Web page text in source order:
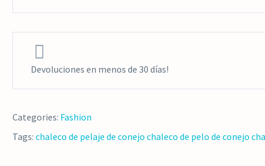


Devoluciones en menos de 30 días!
Categories: Fashion
Tags: chaleco de pelaje de conejo chaleco de pelo de conejo